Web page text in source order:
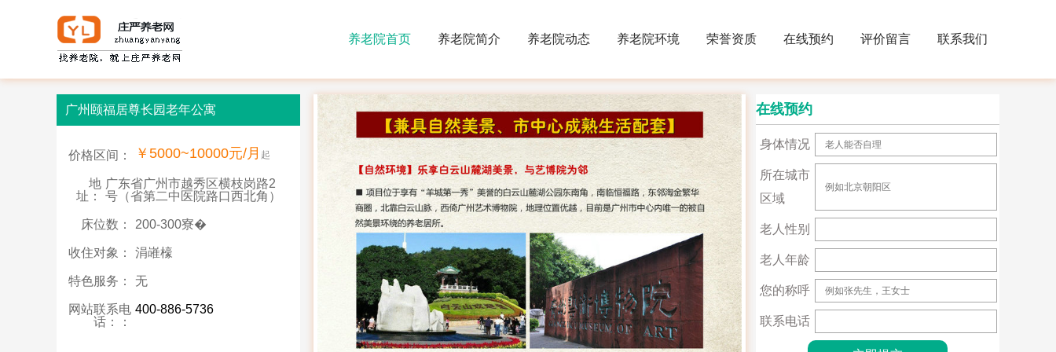
养老院首页 养老院简介 养老院动态 养老院环境 荣誉资质 在线预约 评价留言 联系我们
广州颐福居尊长园老年公寓
价格区间： ￥5000~10000元/月 起
地
址：
广东省广州市越秀区横枝岗路2
号（省第二中医院路口西北角）
床位数： 200-300寮�
收住对象： 涓嶉檺
特色服务： 无
网站联系电
话：：
400-886-5736
在线预约
身体情况
所在城市
区域
老人性别
老人年龄
您的称呼
联系电话